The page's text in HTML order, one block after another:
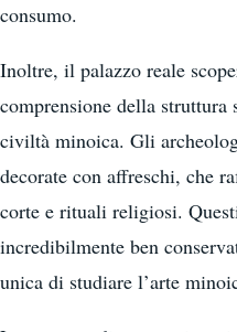
consumo.
Inoltre, il palazzo reale
comprensione della
civiltà minoica. Gli
decorate con affreschi, che
corte e rituali religiosi.
incredibilmente ben
unica di studiare l’arte